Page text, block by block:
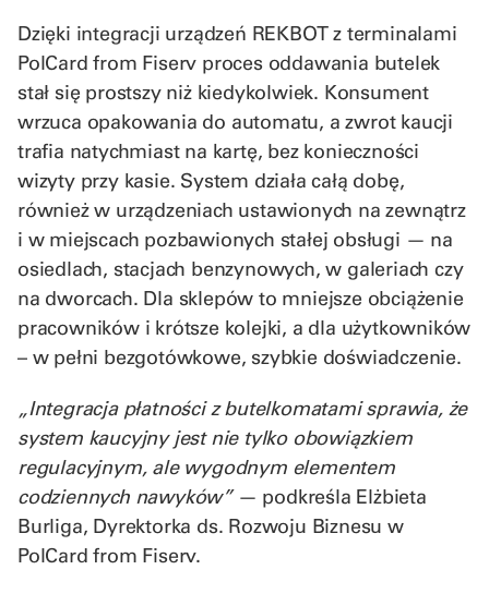
Dzięki integracji urządzeń REKBOT z terminalami
PolCard from Fiserv proces oddawania butelek
stał się prostszy niż kiedykolwiek. Konsument
wrzuca opakowania do automatu, a zwrot kaucji
trafia natychmiast na kartę, bez konieczności
wizyty przy kasie. System działa całą dobę,
również w urządzeniach ustawionych na zewnątrz
i w miejscach pozbawionych stałej obsługi — na
osiedlach, stacjach benzynowych, w galeriach czy
na dworcach. Dla sklepów to mniejsze obciążenie
pracowników i krótsze kolejki, a dla użytkowników
– w pełni bezgotówkowe, szybkie doświadczenie.
„Integracja płatności z butelkomatami sprawia, że
system kaucyjny jest nie tylko obowiązkiem
regulacyjnym, ale wygodnym elementem
codziennych nawyków”— podkreśla Elżbieta
Burliga, Dyrektorka ds. Rozwoju Biznesu w
PolCard from Fiserv.